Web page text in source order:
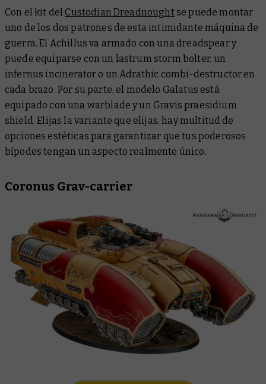
Con el kit del Custodian Dreadnoughtse puede montar
uno de los dos patrones de esta intimidante máquina de
guerra. El Achillus va armado con una dreadspear y
puede equiparse con un lastrum storm bolter, un
infernus incinerator o un Adrathic combi-destructor en
cada brazo. Por su parte, el modelo Galatus está
equipado con una warblade y un Gravis praesidium
shield. Elijas la variante que elijas, hay multitud de
opciones estéticas para garantizar que tus poderosos
bípodes tengan un aspecto realmente único.
Coronus Grav-carrier